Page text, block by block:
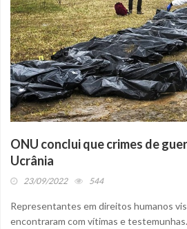
ONU conclui que crimes de
Ucrânia
23/09/2022 544
Representantes em direitos humanos
encontraram com vítimas e